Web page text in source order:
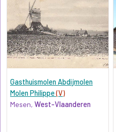
Gasthuismolen Abdijmolen
Molen Philippe(V)
Mesen, West-Vlaanderen